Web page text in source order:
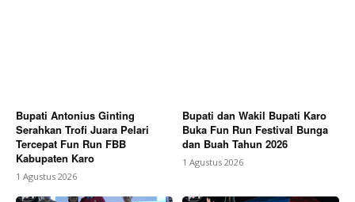
Bupati Antonius Ginting
Serahkan Trofi Juara Pelari
Tercepat Fun Run FBB
Kabupaten Karo
1 Agustus 2026
Bupati dan Wakil Bupati Karo
Buka Fun Run Festival Bunga
dan Buah Tahun 2026
1 Agustus 2026